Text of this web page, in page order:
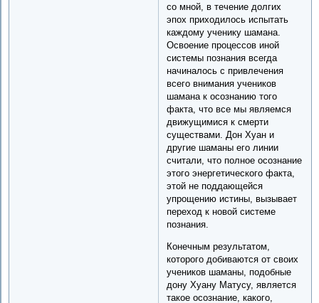
со мной, в течение долгих
эпох приходилось испытать
каждому ученику шамана.
Освоение процессов иной
системы познания всегда
начиналось с привлечения
всего внимания учеников
шамана к осознанию того
факта, что все мы являемся
движущимися к смерти
существами. Дон Хуан и
другие шаманы его линии
считали, что полное осознание
этого энергетического факта,
этой не поддающейся
упрощению истины, вызывает
переход к новой системе
познания.
Конечным результатом,
которого добиваются от своих
учеников шаманы, подобные
дону Хуану Матусу, является
такое осознание, какого,